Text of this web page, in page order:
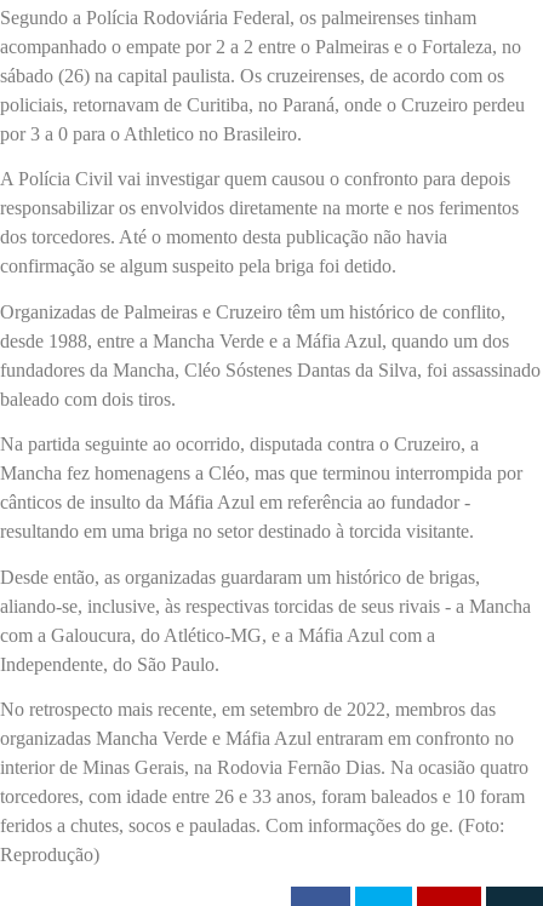
Segundo a Polícia Rodoviária Federal, os palmeirenses tinham
acompanhado o empate por 2 a 2 entre o Palmeiras e o Fortaleza, no
sábado (26) na capital paulista. Os cruzeirenses, de acordo com os
policiais, retornavam de Curitiba, no Paraná, onde o Cruzeiro perdeu
por 3 a 0 para o Athletico no Brasileiro.
A Polícia Civil vai investigar quem causou o confronto para depois
responsabilizar os envolvidos diretamente na morte e nos ferimentos
dos torcedores. Até o momento desta publicação não havia
confirmação se algum suspeito pela briga foi detido.
Organizadas de Palmeiras e Cruzeiro têm um histórico de conflito,
desde 1988, entre a Mancha Verde e a Máfia Azul, quando um dos
fundadores da Mancha, Cléo Sóstenes Dantas da Silva, foi assassinado
baleado com dois tiros.
Na partida seguinte ao ocorrido, disputada contra o Cruzeiro, a
Mancha fez homenagens a Cléo, mas que terminou interrompida por
cânticos de insulto da Máfia Azul em referência ao fundador -
resultando em uma briga no setor destinado à torcida visitante.
Desde então, as organizadas guardaram um histórico de brigas,
aliando-se, inclusive, às respectivas torcidas de seus rivais - a Mancha
com a Galoucura, do Atlético-MG, e a Máfia Azul com a
Independente, do São Paulo.
No retrospecto mais recente, em setembro de 2022, membros das
organizadas Mancha Verde e Máfia Azul entraram em confronto no
interior de Minas Gerais, na Rodovia Fernão Dias. Na ocasião quatro
torcedores, com idade entre 26 e 33 anos, foram baleados e 10 foram
feridos a chutes, socos e pauladas. Com informações do ge. (Foto:
Reprodução)